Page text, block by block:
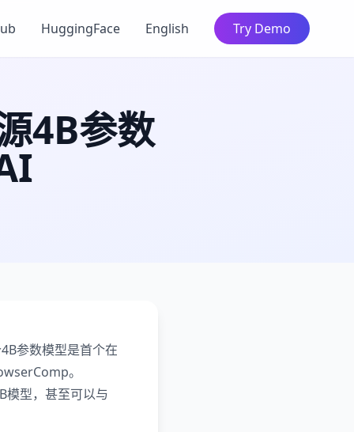
HuggingFace English Try Demo
4B参数
参数模型是首个在
。
模型，甚至可以与